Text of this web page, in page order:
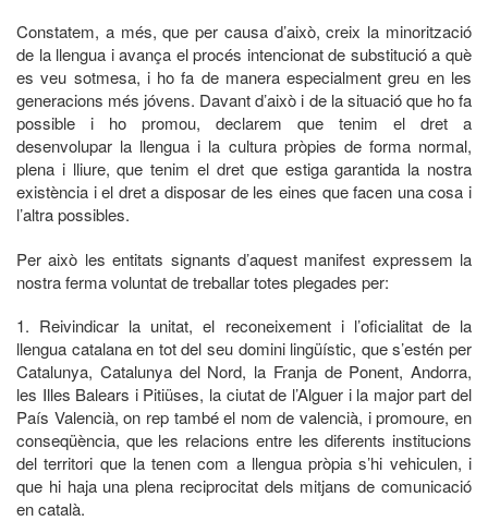
Constatem, a més, que per causa d’això, creix la minorització
de la llengua i avança el procés intencionat de substitució a què
es veu sotmesa, i ho fa de manera especialment greu en les
generacions més jóvens. Davant d’això i de la situació que ho fa
possible i ho promou, declarem que tenim el dret a
desenvolupar la llengua i la cultura pròpies de forma normal,
plena i lliure, que tenim el dret que estiga garantida la nostra
existència i el dret a disposar de les eines que facen una cosa i
l’altra possibles.
Per això les entitats signants d’aquest manifest expressem la
nostra ferma voluntat de treballar totes plegades per:
1. Reivindicar la unitat, el reconeixement i l’oficialitat de la
llengua catalana en tot del seu domini lingüístic, que s’estén per
Catalunya, Catalunya del Nord, la Franja de Ponent, Andorra,
les Illes Balears i Pitiüses, la ciutat de l’Alguer i la major part del
País Valencià, on rep també el nom de valencià, i promoure, en
conseqüència, que les relacions entre les diferents institucions
del territori que la tenen com a llengua pròpia s’hi vehiculen, i
que hi haja una plena reciprocitat dels mitjans de comunicació
en català.